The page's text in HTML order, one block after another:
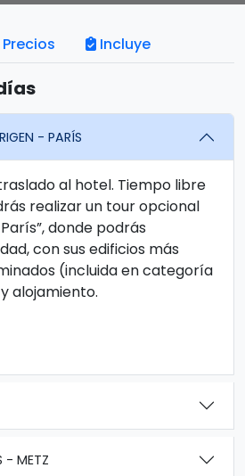
Precios Incluye
- PARÍS
al hotel. Tiempo libre
realizar un tour opcional
donde podrás
con sus edificios más
(incluida en categoría
alojamiento.
- METZ